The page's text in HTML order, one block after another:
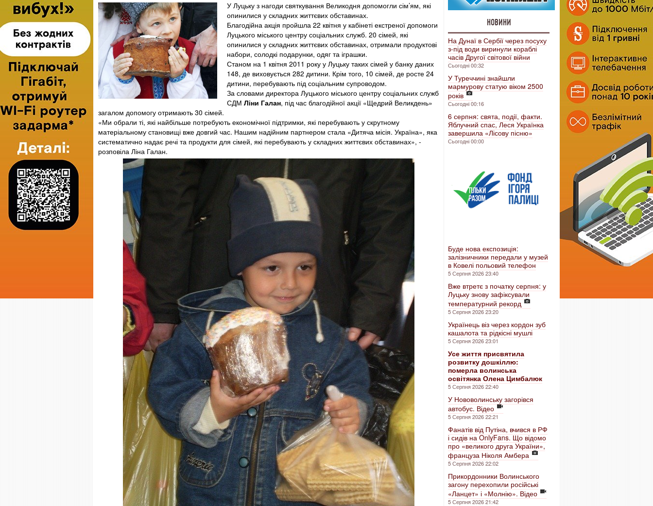
У Луцьку з нагоди святкування Великодня допомогли сім’ям, які
опинилися у складних життєвих обставинах.
Благодійна акція пройшла 22 квітня у кабінеті екстреної допомоги
Луцького міського центру соціальних служб. 20 сімей, які
опинилися у складних життєвих обставинах, отримали продуктові
набори, солодкі подарунки, одяг та іграшки.
Станом на 1 квітня 2011 року у Луцьку таких сімей у банку даних
148, де виховується 282 дитини. Крім того, 10 сімей, де росте 24
дитини, перебувають під соціальним супроводом.
За словами директора Луцького міського центру соціальних служб
СДМ Ліни Галан, під час благодійної акції «Щедрий Великдень»
загалом допомогу отримають 30 сімей.
«Ми обрали ті, які найбільше потребують економічної підтримки, які перебувають у скрутному
матеріальному становищі вже довгий час. Нашим надійним партнером стала «Дитяча місія. Україна», яка
систематично надає речі та продукти для сімей, які перебувають у складних життєвих обставинах», -
розповіла Ліна Галан.
НОВИНИ
На Дунаї в Сербії через посуху
з-під води виринули кораблі
часів Другої світової війни
Сьогодні 00:32
У Туреччині знайшли
мармурову статую віком 2500
років
Сьогодні 00:16
6 серпня: свята, події, факти.
Яблучний спас, Леся Українка
завершила «Лісову пісню»
Сьогодні 00:00
Буде нова експозиція:
залізничники передали у музей
в Ковелі польовий телефон
5 Серпня 2026 23:40
Вже втретє з початку серпня: у
Луцьку знову зафіксували
температурний рекорд
5 Серпня 2026 23:20
Українець віз через кордон зуб
кашалота та рідкісні мушлі
5 Серпня 2026 23:01
Усе життя присвятила
розвитку дошкіллю:
померла волинська
освітянка Олена Цимбалюк
5 Серпня 2026 22:40
У Нововолинську загорівся
автобус. Відео
5 Серпня 2026 22:21
Фанатів від Путіна, вчився в РФ
і сидів на OnlyFans. Що відомо
про «великого друга України»,
француза Ніколя Амбера
5 Серпня 2026 22:02
Прикордонники Волинського
загону перехопили російські
«Ланцет» і «Молнію». Відео
5 Серпня 2026 21:42